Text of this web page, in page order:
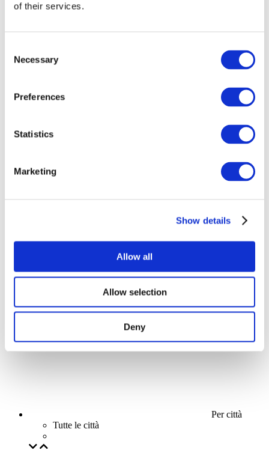
of their services.
Selection
Necessary
Preferences
Statistics
Marketing
Show details
Allow all
Allow selection
Deny
Eventi
Spettacolo
Per città
Tutte le città